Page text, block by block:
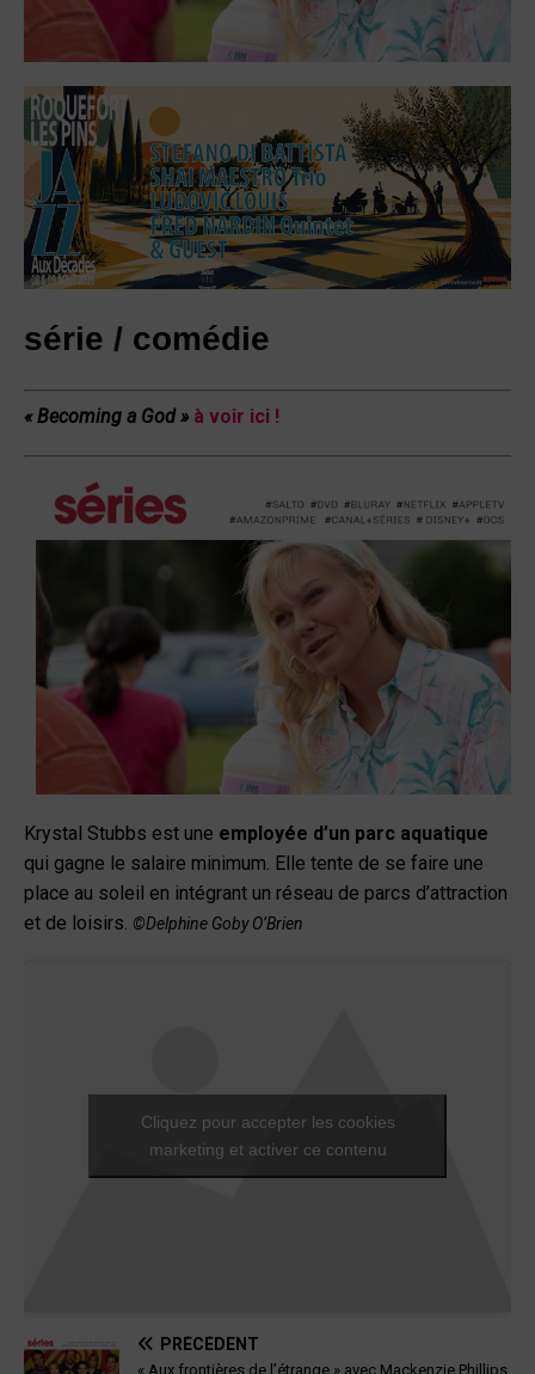
série / comédie
« Becoming a God » à voir ici !
Krystal Stubbs est une employée d’un parc aquatique
qui gagne le salaire minimum. Elle tente de se faire une
place au soleil en intégrant un réseau de parcs d’attraction
et de loisirs. ©Delphine Goby O’Brien
Cliquez pour accepter les cookies
marketing et activer ce contenu
PRÉCÉDENT
« Aux frontières de l’étrange » avec Mackenzie Phillips